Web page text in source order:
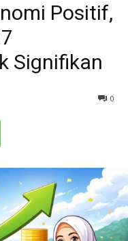
Positif,
Signifikan
0